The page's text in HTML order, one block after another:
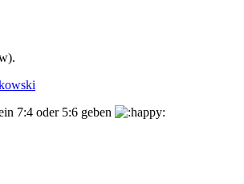
7:4 oder 5:6 geben